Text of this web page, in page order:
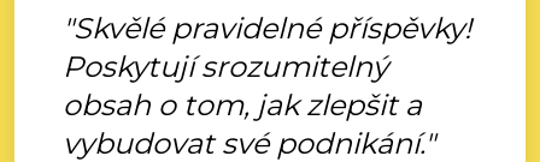
"Skvělé pravidelné příspěvky!
Poskytují srozumitelný
obsah o tom, jak zlepšit a
vybudovat své podnikání."